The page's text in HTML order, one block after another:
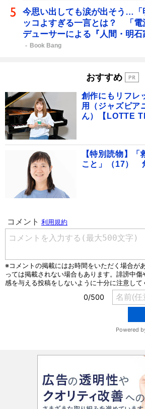
今思い出しても涙が出そう…「
ッコよすぎる一言とは？ 「電
デューサーによる『人間・明
Book Bang
おすすめ
創作にもリフレ
用（ジャズピ
ん）【LOTTE
【特別読物】
こと」（17）